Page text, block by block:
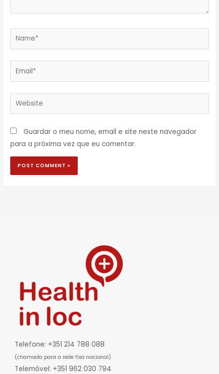
Name*
Email*
Website
Guardar o meu nome, email e site neste navegador
para a próxima vez que eu comentar.
Telefone: +351 214 788 088
(chamada para a rede fixa nacional)
Telemóvel: +351 962 030 794